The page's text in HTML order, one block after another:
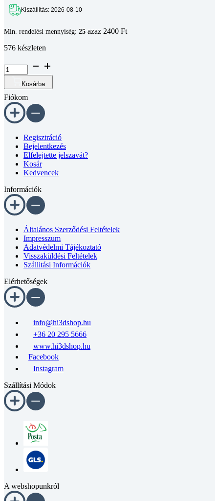
fejű
belső
kulcsnyílású
csavar
DIN
7991~
10.9
horganyzott
M6x35
mennyiség
Kosárba
Fiókom
Bejelentkezés
Elfelejtette jelszavát?
Kosár
Kedvencek
Impresszum
Adatvédelmi Tájékoztató
Visszaküldési Feltételek
Szállitási Információk
+36 20 295 5666
www.hi3dshop.hu
Facebook
Instagram